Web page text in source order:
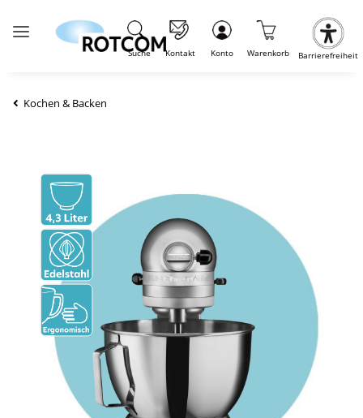
Suche Kontakt Konto Warenkorb Barrierefreiheit
Kochen & Backen